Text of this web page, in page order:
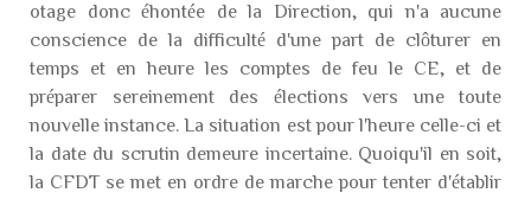
otage donc éhontée de la Direction, qui n'a aucune
conscience de la difficulté d'une part de clôturer en
temps et en heure les comptes de feu le CE, et de
préparer sereinement des élections vers une toute
nouvelle instance. La situation est pour l'heure celle-ci et
la date du scrutin demeure incertaine. Quoiqu'il en soit,
la CFDT se met en ordre de marche pour tenter d'établir